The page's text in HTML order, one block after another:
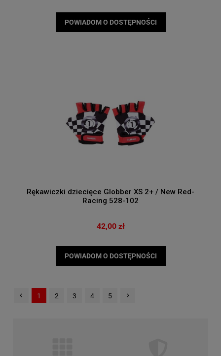
POWIADOM O DOSTĘPNOŚCI
Rękawiczki dziecięce Globber XS 2+ / New Red-
Racing 528-102
42,00 zł
POWIADOM O DOSTĘPNOŚCI
1 2 3 4 5